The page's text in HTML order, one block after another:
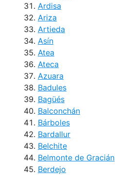
Ardisa
Ariza
Artieda
Asín
Atea
Ateca
Azuara
Badules
Bagüés
Balconchán
Bárboles
Bardallur
Belchite
Belmonte de Gracián
Berdejo